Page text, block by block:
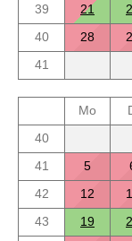
39
21
40
28
41
Mo
40
41
5
42
12
43
19